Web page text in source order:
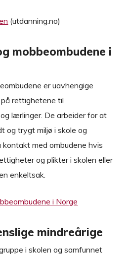
(utdanning.no)
mobbeombudene i
er uavhengige
rettighetene til
lærlinger. De arbeider for at
og trygt miljø i skole og
med ombudene hvis
og plikter i skolen eller
enkeltsak.
i Norge
mindreårige
i skolen og samfunnet